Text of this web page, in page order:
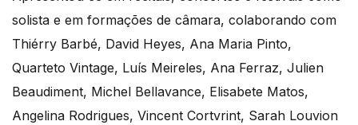
solista e em formações de câmara, colaborando com
Thiérry Barbé, David Heyes, Ana Maria Pinto,
Quarteto Vintage, Luís Meireles, Ana Ferraz, Julien
Beaudiment, Michel Bellavance, Elisabete Matos,
Angelina Rodrigues, Vincent Cortvrint, Sarah Louvion